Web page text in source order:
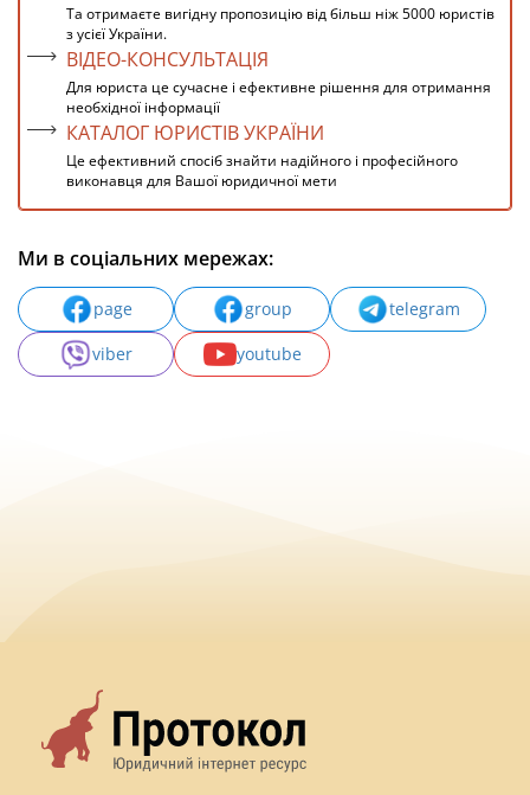
Та отримаєте вигідну пропозицію від більш ніж 5000 юристів
з усієї України.
ВІДЕО-КОНСУЛЬТАЦІЯ
Для юриста це сучасне і ефективне рішення для отримання
необхідної інформації
КАТАЛОГ ЮРИСТІВ УКРАЇНИ
Це ефективний спосіб знайти надійного і професійного
виконавця для Вашої юридичної мети
Ми в соціальних мережах:
page group
telegram
viber
youtube